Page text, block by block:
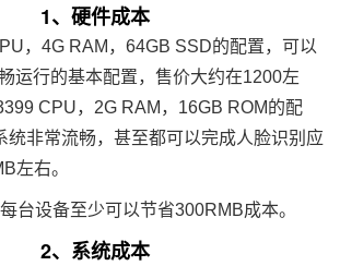
1、硬件成本
，4G RAM，64GB SSD的配置，可以
运行的基本配置，售价大约在1200左
CPU，2G RAM，16GB ROM的配
统非常流畅，甚至都可以完成人脸识别 应
左右。
台设备至少可以节省300RMB成本。
2、系统成本